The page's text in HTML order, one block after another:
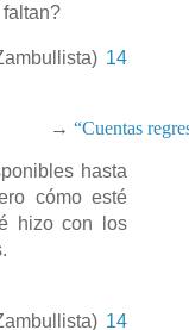
14
→ “Cuentas
hasta
cómo esté
hizo con los
14